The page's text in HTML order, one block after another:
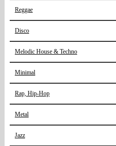
Reggae
Disco
Melodic House & Techno
Minimal
Rap, Hip-Hop
Metal
Jazz